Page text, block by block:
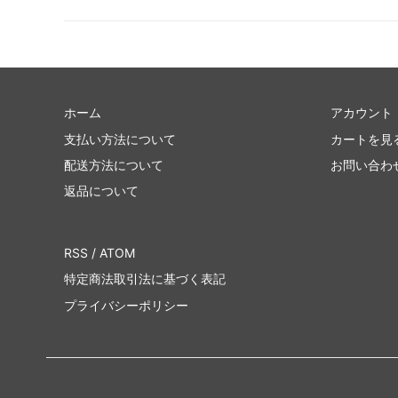
ホーム
支払い方法について
配送方法について
返品について
アカウント
カートを見
お問い合わ
RSS / ATOM
特定商法取引法に基づく表記
プライバシーポリシー